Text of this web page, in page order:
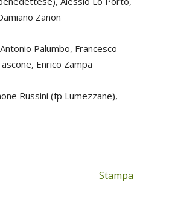
Zanon
Palumbo, Francesco
Enrico Zampa
Russini (fp Lumezzane),
Stampa